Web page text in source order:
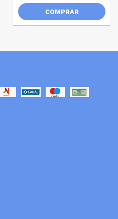
COMPRAR